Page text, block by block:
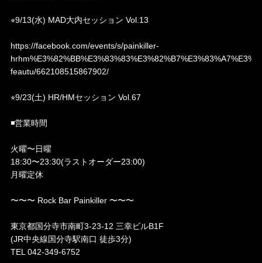
⭐︎9/13(水) MAD大内セッション Vol.13
https://facebook.com/events/s/painkiller-
feautu/662108515867902/
⭐︎9/23(土) HR/HMセッション Vol.67
◾️営業時間
火曜〜日曜
18:30〜23:30(ラストオーダー23:00)
月曜定休
〜〜〜 Rock Bar Painkiller 〜〜〜
東京都国分寺市南町3-23-12 三幸ビルB1F
(JR中央線国分寺駅南口 徒歩3分)
TEL 042-349-6752